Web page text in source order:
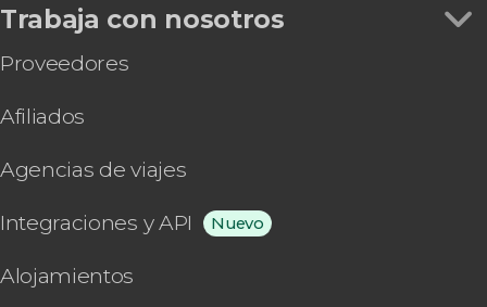
Trabaja con nosotros
Proveedores
Afiliados
Agencias de viajes
Integraciones y API Nuevo
Alojamientos